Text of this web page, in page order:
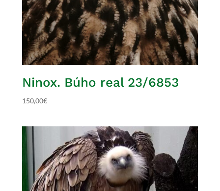
Ninox. Búho real 23/6853
150,00€